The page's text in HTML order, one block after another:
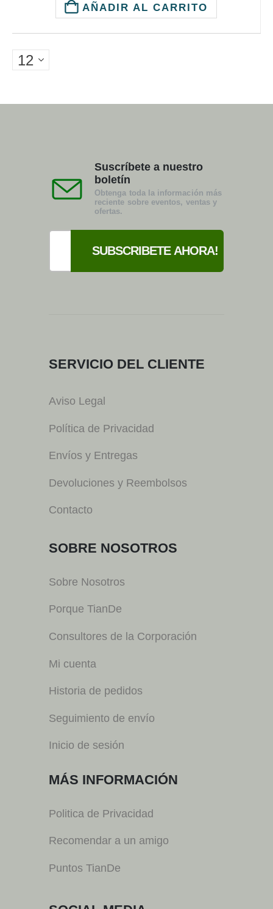
AÑADIR AL CARRITO
Suscríbete a nuestro
boletín
Obtenga toda la información más
reciente sobre eventos, ventas y
ofertas.
SERVICIO DEL CLIENTE
Aviso Legal
Política de Privacidad
Envíos y Entregas
Devoluciones y Reembolsos
Contacto
SOBRE NOSOTROS
Sobre Nosotros
Porque TianDe
Consultores de la Corporación
Mi cuenta
Historia de pedidos
Seguimiento de envío
Inicio de sesión
MÁS INFORMACIÓN
Politica de Privacidad
Recomendar a un amigo
Puntos TianDe